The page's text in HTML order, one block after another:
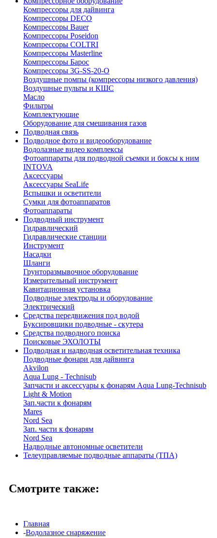
Компрессоры для дайвинга
Компрессоры DECO
Компрессоры Bauer
Компрессоры Poseidon
Компрессоры COLTRI
Компрессоры Masterline
Компрессоры Барос
Компрессоры 3G-SS-20-O
Воздушные помпы (компрессоры низкого давления)
Воздушные пульты и КШС
Масло
Фильтры
Комплектующие
Оборудование для смешивания газов
Подводная связь
Подводное фото и видеооборудование
Водолазные видео комплексы
Фотоаппараты для подводной съемки и боксы к ним
INTOVA
Аксессуары
Аксессуары SeaLife
Вспышки и осветители
Сумки для фотоаппаратов
Фотоаппараты
Подводный инструмент
Гидравлический
Гидравлические станции
Инструмент
Насадки
Шланги
Грунторазмывочное оборудование
Измерительный инструмент
Кавитационная установка
Подводные электроды и оборудование
Электрический
Средства передвижения под водой
Буксировщики подводные - скутера
Средства подводного поиска
Поисковые ЭХОЛОТЫ
Подводная и надводная осветительная техника
Подводные фонари для дайвинга
Akvilon
Aqua Lung - Technisub
Запчасти и аксессуары к фонарям Aqua Lung-Technisub
Light & Motion
Зап.части к фонарям
Mares
Nord Sea
Зап. части к фонарям
Nord Sea
Надводные автономные осветители
Телеуправляемые подводные аппараты (ТПА)
Смотрите также:
Главная
-Водолазное снаряжение